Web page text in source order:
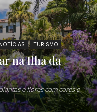
NOTÍCIAS TURISMO
na Ilha da
e flores com cores e